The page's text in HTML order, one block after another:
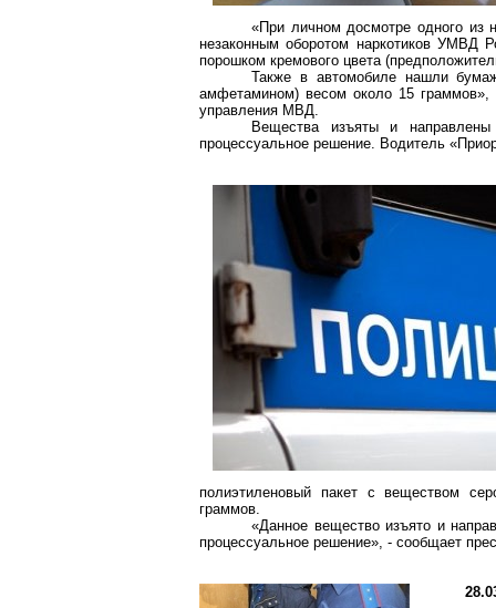
«При личном досмотре одного из
незаконным оборотом наркотиков УМВД
порошком кремового цвета
Также в автомобиле нашли
амфетамином) весом около 15
управления МВД.
Вещества изъяты и направлены
процессуальное решение. Водитель
полиэтиленовый пакет с веществом
граммов.
«Данное вещество изъято и
процессуальное решение», - сообщает